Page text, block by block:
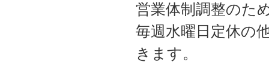
営業体制調整のた
毎週水曜日定休の
きます。